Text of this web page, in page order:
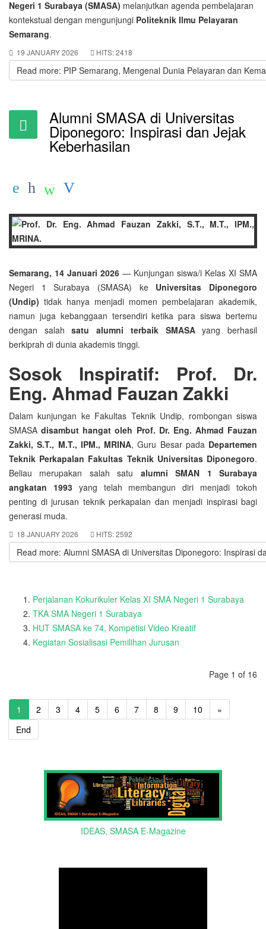
Negeri 1 Surabaya (SMASA) melanjutkan agenda pembelajaran
kontekstual dengan mengunjungi Politeknik Ilmu Pelayaran
Semarang.
19 JANUARY 2026 HITS: 2418
Read more: PIP Semarang, Mengenal Dunia Pelayaran dan
Alumni SMASA di Universitas
Diponegoro: Inspirasi dan Jejak
Keberhasilan
Semarang, 14 Januari 2026 — Kunjungan siswa/i Kelas XI SMA
Negeri 1 Surabaya (SMASA) ke Universitas Diponegoro
(Undip) tidak hanya menjadi momen pembelajaran akademik,
namun juga kebanggaan tersendiri ketika para siswa bertemu
dengan salahsatu alumni terbaik SMASAyang berhasil
berkiprah di dunia akademis tinggi.
Sosok Inspiratif: Prof. Dr.
Eng. Ahmad Fauzan Zakki
Dalam kunjungan ke Fakultas Teknik Undip, rombongan siswa
SMASAdisambut hangat oleh Prof. Dr. Eng. Ahmad Fauzan
Zakki, S.T., M.T., IPM., MRINA, Guru Besar pada Departemen
Teknik Perkapalan Fakultas Teknik Universitas Diponegoro.
Beliau merupakan salah satu alumni SMAN 1 Surabaya
angkatan 1993yang telah membangun diri menjadi tokoh
penting di jurusan teknik perkapalan dan menjadi inspirasi bagi
generasi muda.
18 JANUARY 2026 HITS: 2592
Read more: Alumni SMASA di Universitas Diponegoro: Inspirasi
Perjalanan Kokurikuler Kelas XI SMA Negeri 1 Surabaya
TKA SMA Negeri 1 Surabaya
HUT SMASA ke 74, Kompetisi Video Kreatif
Kegiatan Sosialisasi Pemilihan Jurusan
Page 1 of 16
1 2 3 4 5 6 7 8 9 10
»
End
IDEAS, SMASA E-Magazine